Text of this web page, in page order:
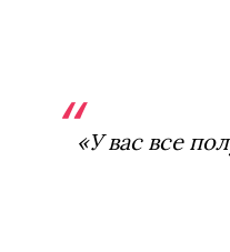
«У вас все